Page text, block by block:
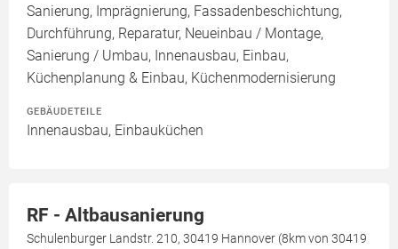
Sanierung, Imprägnierung, Fassadenbeschichtung,
Durchführung, Reparatur, Neueinbau / Montage,
Sanierung / Umbau, Innenausbau, Einbau,
Küchenplanung & Einbau, Küchenmodernisierung
GEBÄUDETEILE
Innenausbau, Einbauküchen
RF - Altbausanierung
Schulenburger Landstr. 210, 30419 Hannover (8km von 30419